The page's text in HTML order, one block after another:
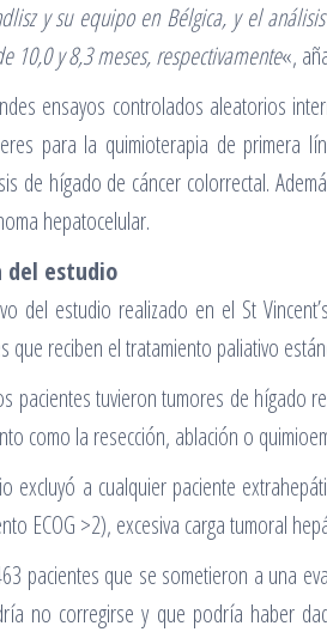
y su equipo en Bélgica, y el
10,0 y 8,3 meses, respectivamente«,
ensayos controlados aleatorios
para la quimioterapia de primera
de hígado de cáncer colorrectal.
hepatocelular.
del estudio
del estudio realizado en el St
que reciben el tratamiento paliativo
pacientes tuvieron tumores de hígado
como la resección, ablación o
excluyó a cualquier paciente
ECOG >2), excesiva carga tumoral
pacientes que se sometieron a una
no corregirse y que podría haber